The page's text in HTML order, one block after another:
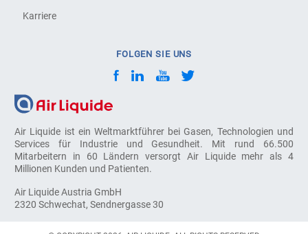
Air Liquide ist ein Weltmarktführer bei Gasen, Technologien und
Services für Industrie und Gesundheit. Mit rund 66.500
Mitarbeitern in 60 Ländern versorgt Air Liquide mehr als 4
Millionen Kunden und Patienten.
Air Liquide Austria GmbH
2320 Schwechat, Sendnergasse 30
Karriere
FOLGEN SIE UNS